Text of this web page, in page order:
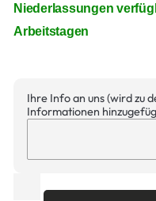
Niederlassungen
Arbeitstagen
Ihre Info an uns (wird zu
Informationen